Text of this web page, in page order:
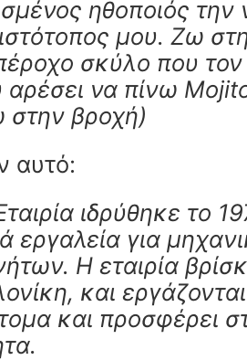
ηθοποιός την
ιστότοπος μου. Ζω
σκύλο που
αρέσει να πίνω
στην βροχή)
αυτό:
ιδρύθηκε το
εργαλεία για
Η εταιρία
και
και προσφέρει